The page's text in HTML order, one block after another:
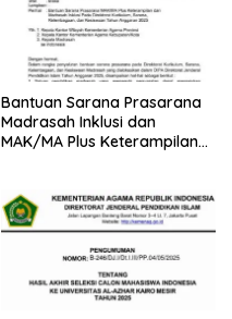
Bantuan Sarana Prasarana
Madrasah Inklusi dan
MAK/MA Plus Keterampilan